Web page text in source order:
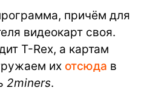
причём для
видеокарт своя.
T-Rex, а картам
их отсюда в
2miners.